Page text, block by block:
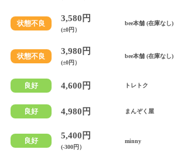
状態不良
3,580円
(±0円）
bee本舗 (在庫なし)
状態不良
3,980円
(±0円）
bee本舗 (在庫なし)
良好 4,600円 トレトク
良好 4,980円 まんぞく屋
良好
5,400円
(-300円）
minny